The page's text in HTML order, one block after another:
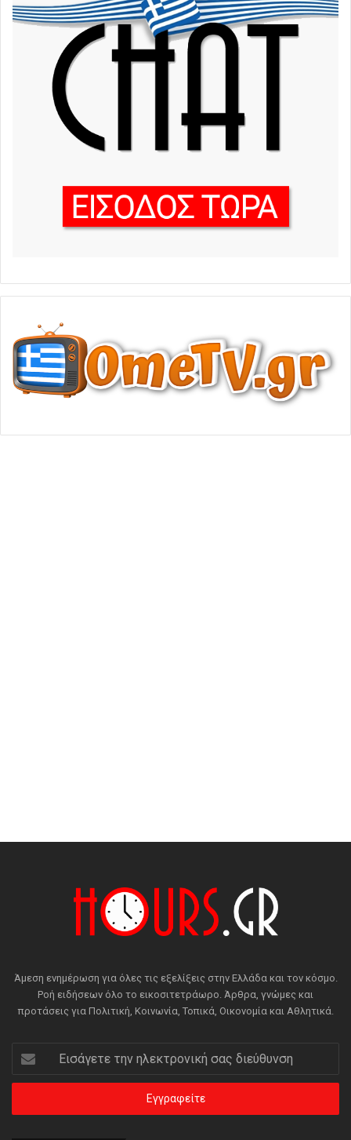
Άμεση ενημέρωση για όλες τις εξελίξεις στην Ελλάδα και τον κόσμο.
Ροή ειδήσεων όλο το εικοσιτετράωρο. Άρθρα, γνώμες και
προτάσεις για Πολιτική, Κοινωνία, Τοπικά, Οικονομία και Αθλητικά.
την
ηλεκτρονική
διεύθυνση